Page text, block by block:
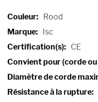
Plus
d’information
Rood
Isc
CE